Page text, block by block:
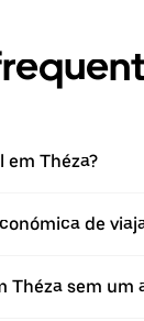
em Théza?
de
Théza sem um